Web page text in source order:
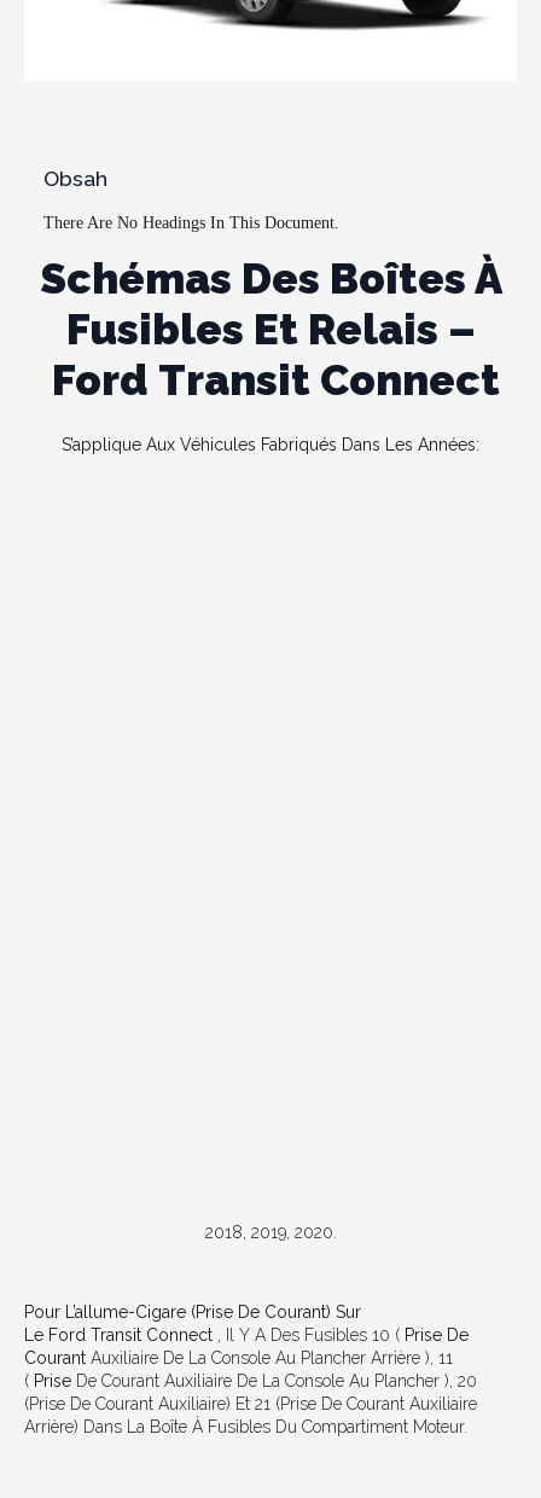
Obsah
There Are No Headings In This Document.
Schémas Des Boîtes À
Fusibles Et Relais –
Ford Transit Connect
S’applique Aux Véhicules Fabriqués Dans Les Années:
2018, 2019, 2020.
Pour L’allume-Cigare (prise De Courant) Sur
Le Ford Transit Connect , Il Y A Des Fusibles 10 ( Prise De
Courant Auxiliaire De La Console Au Plancher Arrière ), 11
( Prise De Courant Auxiliaire De La Console Au Plancher ), 20
(prise De Courant Auxiliaire) Et 21 (prise De Courant Auxiliaire
Arrière) Dans La Boîte À Fusibles Du Compartiment Moteur.